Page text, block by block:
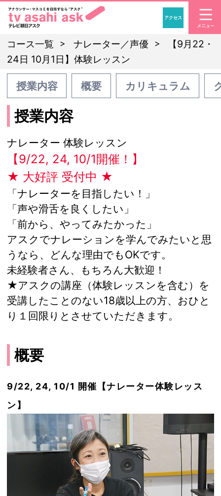
「アナウンサー・マ
アクセス
コース一覧 ナレーター／声優
【9月22・
24日 10月1日】体験レッスン
授業内容 概要 カリキュラム
授業内容
ナレーター 体験レッスン
【9/22, 24, 10/1開催！】
★ 大好評 受付中 ★
「ナレーターを目指したい！」
「声や滑舌を良くしたい」
「前から、やってみたかった」
アスクでナレーションを学んでみたいと思
うなら、どんな理由でもOKです。
未経験者さん、もちろん大歓迎！
★アスクの講座（体験レッスンを含む）を
受講したことのない18歳以上の方、おひと
り１回限りとさせていただきます。
概要
9/22, 24, 10/1 開催【ナレーター体験レッス
ン】